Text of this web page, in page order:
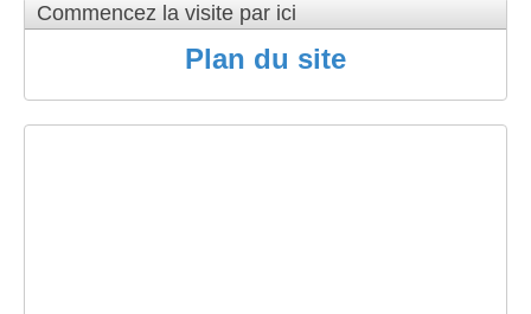
Commencez la visite par ici
Plan du site